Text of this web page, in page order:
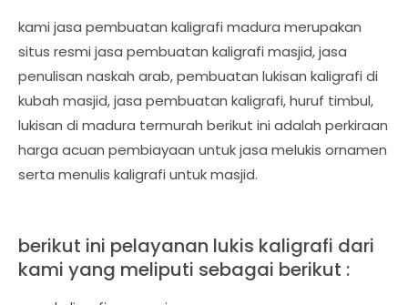
kami jasa pembuatan kaligrafi madura merupakan
situs resmi jasa pembuatan kaligrafi masjid, jasa
penulisan naskah arab, pembuatan lukisan kaligrafi di
kubah masjid, jasa pembuatan kaligrafi, huruf timbul,
lukisan di madura termurah berikut ini adalah perkiraan
harga acuan pembiayaan untuk jasa melukis ornamen
serta menulis kaligrafi untuk masjid.
berikut ini pelayanan lukis kaligrafi dari
kami yang meliputi sebagai berikut :